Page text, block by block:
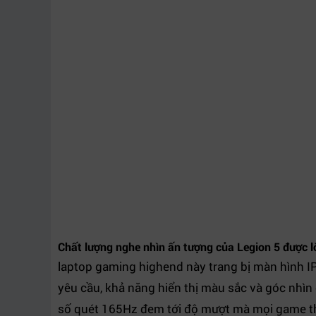
Chất lượng nghe nhìn ấn tượng của Legion 5 được
laptop gaming highend này trang bị màn hình
yêu cầu, khả năng hiển thị màu sắc và góc
số quét 165Hz đem tới độ mượt mà mọi game